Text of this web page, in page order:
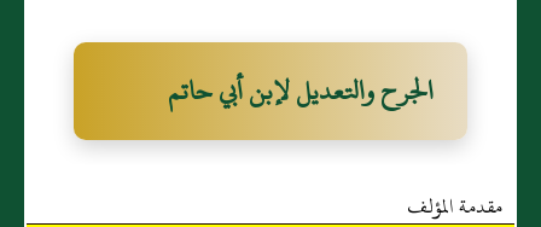
الجرح والتعديل لإبن أبي حاتم
مقدمة المؤلف